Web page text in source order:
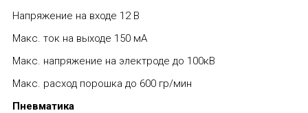
Напряжение на входе 12 В
Макс. ток на выходе 150 мА
Макс. напряжение на электроде до 100кВ
Макс. расход порошка до 600 гр/мин
Пневматика